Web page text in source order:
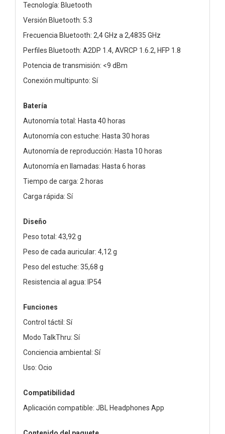
Tecnología: Bluetooth
Versión Bluetooth: 5.3
Frecuencia Bluetooth: 2,4 GHz a 2,4835 GHz
Perfiles Bluetooth: A2DP 1.4, AVRCP 1.6.2, HFP 1.8
Potencia de transmisión: <9 dBm
Conexión multipunto: Sí
Batería
Autonomía total: Hasta 40 horas
Autonomía con estuche: Hasta 30 horas
Autonomía de reproducción: Hasta 10 horas
Autonomía en llamadas: Hasta 6 horas
Tiempo de carga: 2 horas
Carga rápida: Sí
Diseño
Peso total: 43,92 g
Peso de cada auricular: 4,12 g
Peso del estuche: 35,68 g
Resistencia al agua: IP54
Funciones
Control táctil: Sí
Modo TalkThru: Sí
Conciencia ambiental: Sí
Uso: Ocio
Compatibilidad
Aplicación compatible: JBL Headphones App